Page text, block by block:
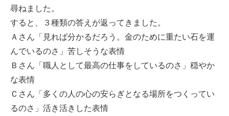
尋ねました。
すると、３種類の答えが返ってきました。
Ａさん「見れば分かるだろう。金のために重たい石を運
んでいるのさ」苦しそうな表情
Ｂさん「職人として最高の仕事をしているのさ」穏やか
な表情
Ｃさん「多くの人の心の安らぎとなる場所をつくってい
るのさ」活き活きした表情